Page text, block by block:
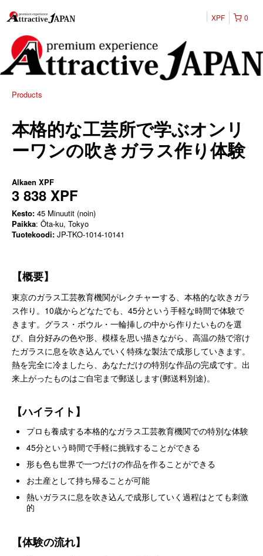
0
XPF
Products
本格的な工芸所で学ぶオンリ
ーワンの吹きガラス作り体験
Alkaen XPF
3 838 XPF
Kesto: 45 Minuutit (noin)
Paikka: Ōta-ku, Tokyo
Tuotekoodi: JP-TKO-1014-10141
【概要】
東京のガラス工芸教育機関がレクチャーする、本格的な吹きガラ
ス作り。10歳からどなたでも、45分という手軽な時間で体験で
きます。グラス・ボウル・一輪挿しの中から作りたいものを選
び、自分好みの色や形、模様を思い描きながら、高温の熱で溶け
たガラスに息を吹き込んでいく特殊な製法で成形していきます。
熱を完全に冷ましたら、あなただけの特別な作品の完成です。出
来上がったものはご自宅まで郵送します(郵送料別途)。
【ハイライト】
プロも養成する本格的なガラス工芸教育機関での特別な体験
45分という時間で手軽に挑戦することができる
形も色も世界で一つだけの作品を作ることができる
お土産として持ち帰ることが可能
熱いガラスに息を吹き込んで成形していく過程はとても刺激
的
【体験の流れ】